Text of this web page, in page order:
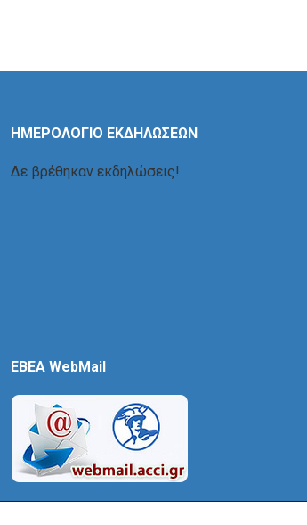
ΗΜΕΡΟΛΟΓΙΟ ΕΚΔΗΛΩΣΕΩΝ
Δε βρέθηκαν εκδηλώσεις!
EBEA WebMail